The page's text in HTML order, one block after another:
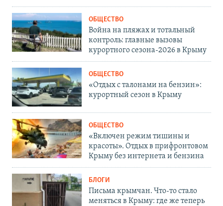
ОБЩЕСТВО
Война на пляжах и тотальный
контроль: главные вызовы
курортного сезона-2026 в Крыму
ОБЩЕСТВО
«Отдых с талонами на бензин»:
курортный сезон в Крыму
ОБЩЕСТВО
«Включен режим тишины и
красоты». Отдых в прифронтовом
Крыму без интернета и бензина
БЛОГИ
Письма крымчан. Что-то стало
меняться в Крыму: где же теперь